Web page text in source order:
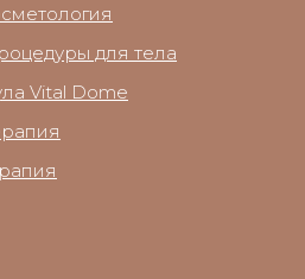
для тела
Vital Dome